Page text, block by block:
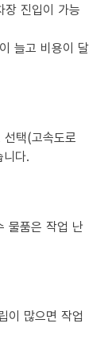
장 진입이 가능
늘고 비용이 달
택(고속도로
다.
물품은 작업 난
이 많으면 작업